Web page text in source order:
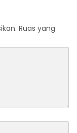
Ruas yang